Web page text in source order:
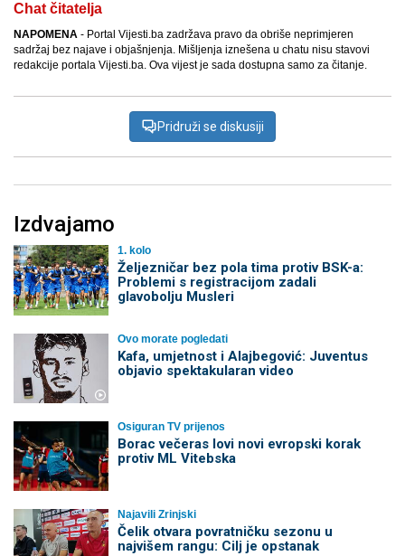
Chat čitatelja
NAPOMENA - Portal Vijesti.ba zadržava pravo da obriše neprimjeren
sadržaj bez najave i objašnjenja. Mišljenja iznešena u chatu nisu stavovi
redakcije portala Vijesti.ba. Ova vijest je sada dostupna samo za čitanje.
Pridruži se diskusiji
Izdvajamo
1. kolo
Željezničar bez pola tima protiv BSK-a:
Problemi s registracijom zadali
glavobolju Musleri
Ovo morate pogledati
Kafa, umjetnost i Alajbegović: Juventus
objavio spektakularan video
Osiguran TV prijenos
Borac večeras lovi novi evropski korak
protiv ML Vitebska
Najavili Zrinjski
Čelik otvara povratničku sezonu u
najvišem rangu: Cilj je opstanak